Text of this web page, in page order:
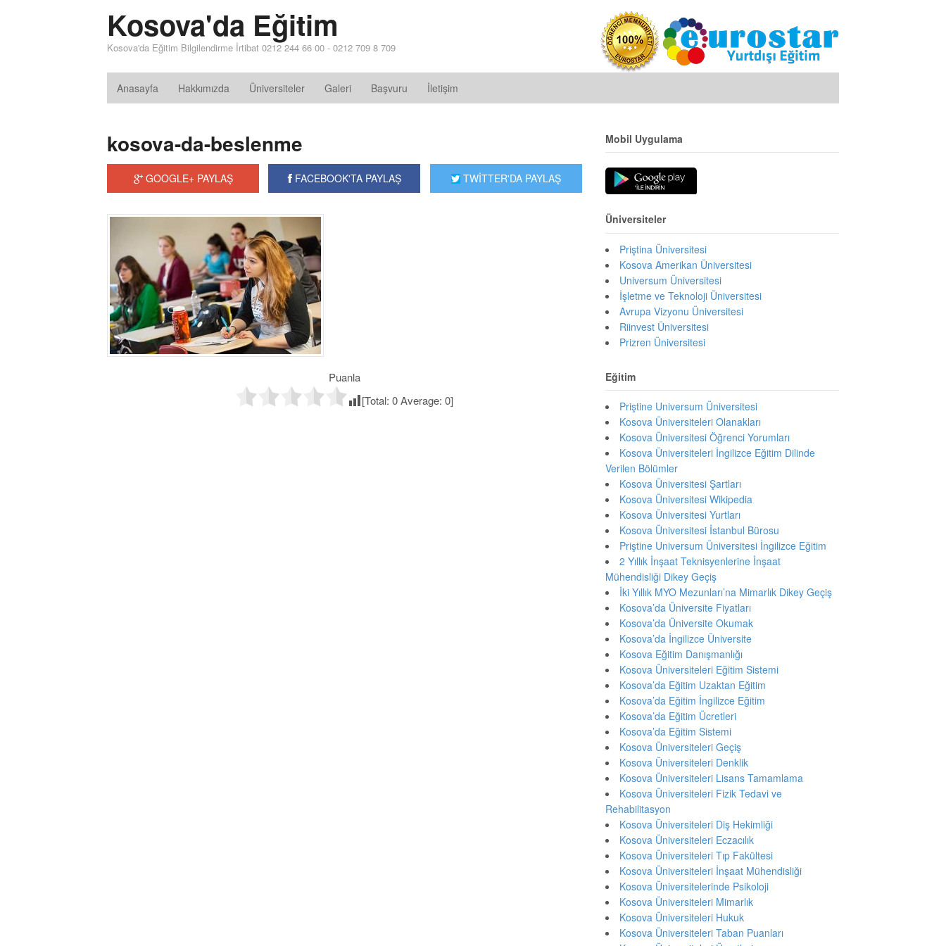
Kosova'da Eğitim
Kosova'da Eğitim Bilgilendirme İrtibat 0212 244 66 00 - 0212 709 8 709
Anasayfa Hakkımızda Üniversiteler Galeri Başvuru İletişim
kosova-da-beslenme
GOOGLE+ PAYLAŞ FACEBOOK'TA PAYLAŞ TWİTTER'DA PAYLAŞ
Puanla
[Total:0Average:0]
Mobil Uygulama
Üniversiteler
Priştina Üniversitesi
Kosova Amerikan Üniversitesi
Universum Üniversitesi
İşletme ve Teknoloji Üniversitesi
Avrupa Vizyonu Üniversitesi
Riinvest Üniversitesi
Prizren Üniversitesi
Eğitim
Priştine Universum Üniversitesi
Kosova Üniversiteleri Olanakları
Kosova Üniversitesi Öğrenci Yorumları
Kosova Üniversiteleri İngilizce Eğitim Dilinde
Verilen Bölümler
Kosova Üniversitesi Şartları
Kosova Üniversitesi Wikipedia
Kosova Üniversitesi Yurtları
Kosova Üniversitesi İstanbul Bürosu
Priştine Universum Üniversitesi İngilizce Eğitim
2 Yıllık İnşaat Teknisyenlerine İnşaat
Mühendisliği Dikey Geçiş
İki Yıllık MYO Mezunları’na Mimarlık Dikey Geçiş
Kosova’da Üniversite Fiyatları
Kosova’da Üniversite Okumak
Kosova’da İngilizce Üniversite
Kosova Eğitim Danışmanlığı
Kosova Üniversiteleri Eğitim Sistemi
Kosova’da Eğitim Uzaktan Eğitim
Kosova’da Eğitim İngilizce Eğitim
Kosova’da Eğitim Ücretleri
Kosova’da Eğitim Sistemi
Kosova Üniversiteleri Geçiş
Kosova Üniversiteleri Denklik
Kosova Üniversiteleri Lisans Tamamlama
Kosova Üniversiteleri Fizik Tedavi ve
Rehabilitasyon
Kosova Üniversiteleri Diş Hekimliği
Kosova Üniversiteleri Eczacılık
Kosova Üniversiteleri Tıp Fakültesi
Kosova Üniversiteleri İnşaat Mühendisliği
Kosova Üniversitelerinde Psikoloji
Kosova Üniversiteleri Mimarlık
Kosova Üniversiteleri Hukuk
Kosova Üniversiteleri Taban Puanları